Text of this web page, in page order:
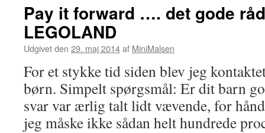
Pay it forward …. det gode
LEGOLAND
Udgivet den 29. maj 2014af MiniMalsen
For et stykke tid siden blev jeg
børn. Simpelt spørgsmål: Er dit barn
svar var ærlig talt lidt vævende, for
jeg måske ikke sådan helt hundrede